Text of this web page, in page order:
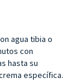
agua tibia o
con
hasta su
específica.